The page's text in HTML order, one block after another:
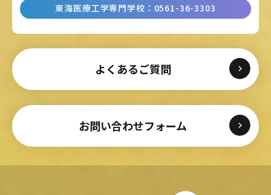
よくあるご質問
お問い合わせフォーム
東海医療工学専門学校 ： 0561-36-3303